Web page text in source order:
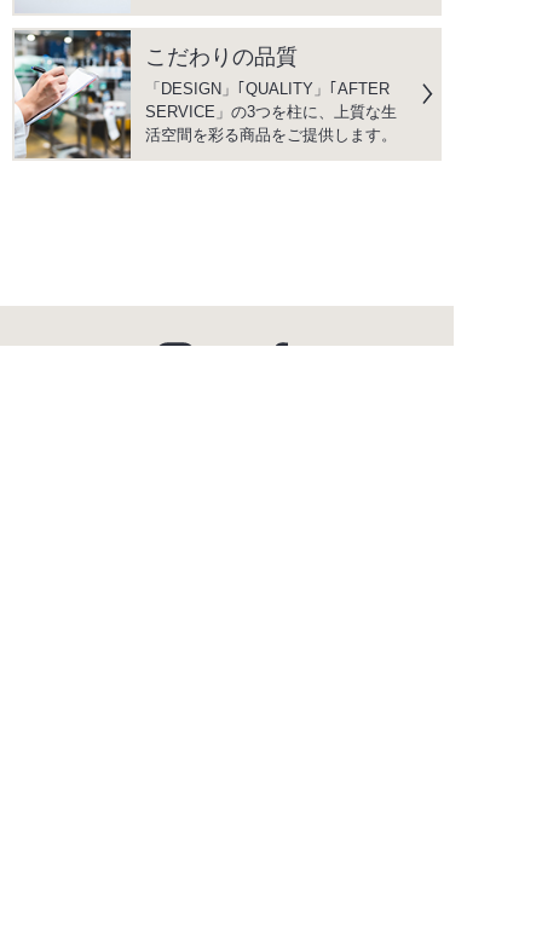
こだわりの品質
「DESIGN」｢QUALITY」｢AFTER
SERVICE」の3つを柱に、上質な生
活空間を彩る商品をご提供します。